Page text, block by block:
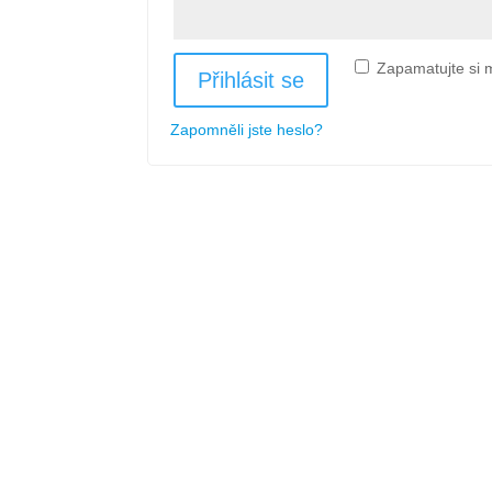
Zapamatujte si
Přihlásit se
Zapomněli jste heslo?